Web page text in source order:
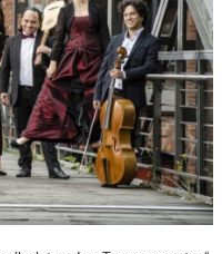
–
A
U
S
S
T
E
L
L
U
B
I
R
G
I
T
M
I
N
I